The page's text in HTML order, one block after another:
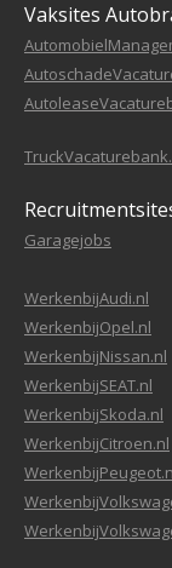
Vaksites
Garagejobs
WerkenbijAudi.nl
WerkenbijOpel.nl
WerkenbijNissan.nl
WerkenbijSEAT.nl
WerkenbijSkoda.nl
WerkenbijCitroen.nl